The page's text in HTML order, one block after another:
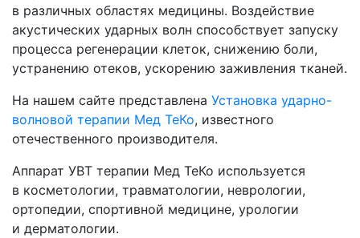
в различных областях медицины. Воздействие
акустических ударных волн способствует запуску
процесса регенерации клеток, снижению боли,
устранению отеков, ускорению заживления тканей.
На нашем сайте представлена Установка ударно-
волновой терапии Мед ТеКо, известного
отечественного производителя.
Аппарат УВТ терапии Мед ТеКо используется
в косметологии, травматологии, неврологии,
ортопедии, спортивной медицине, урологии
и дерматологии.